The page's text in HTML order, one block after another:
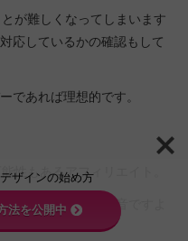
が難しくなってしまいます
応しているかの確認もして
であれば理想的です。
性もあるアフィリエイト。
も抑えたいのが本音ですよ
ザインの始め方
法を公開中